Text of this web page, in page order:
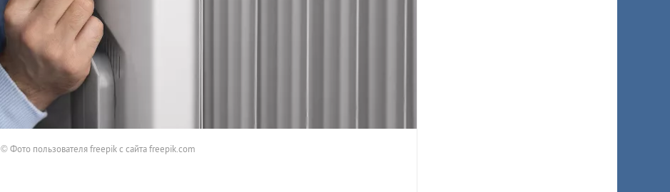
© Фото пользователя freepik с сайта freepik.com